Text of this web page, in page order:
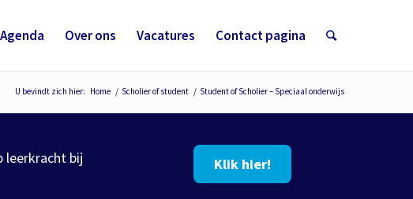
Agenda Over ons Vacatures Contact pagina
U bevindt zich hier: Home / Scholier of student / Student of Scholier – Speciaal onderwijs
leerkracht bij
Klik hier!